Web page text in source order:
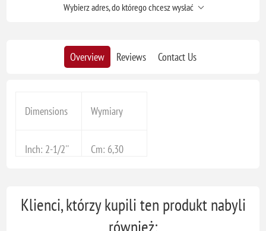
Wybierz adres, do którego chcesz wysłać
Overview Reviews Contact Us
Dimensions Wymiary
Inch: 2-1/2'' Cm: 6,30
Klienci, którzy kupili ten produkt nabyli
również: